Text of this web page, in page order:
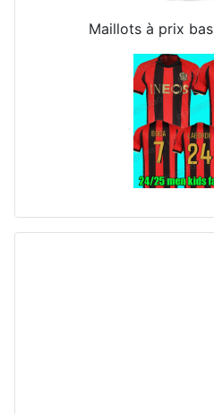
Maillots à prix bas